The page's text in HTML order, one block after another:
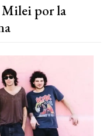
Milei por la